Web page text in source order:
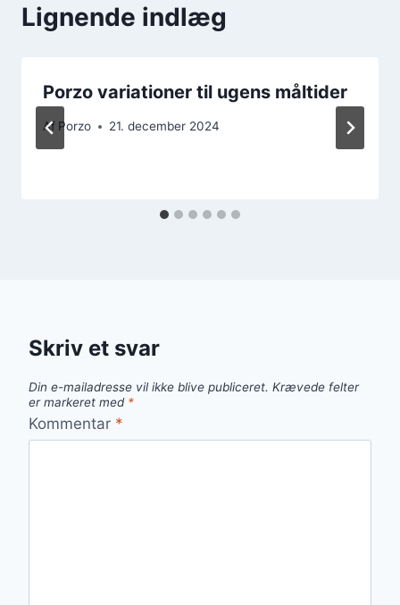
Lignende indlæg
Porzo variationer til ugens måltider
Af Porzo 21. december 2024
Skriv et svar
Din e-mailadresse vil ikke blive publiceret. Krævede felter
er markeret med *
Kommentar *